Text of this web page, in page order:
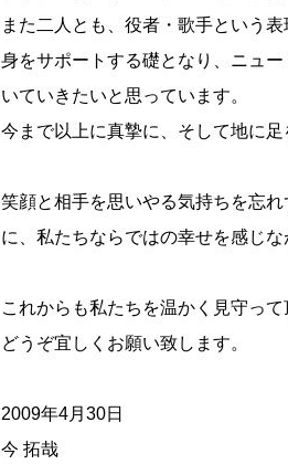
また二人とも、役者・歌手という
身をサポートする礎となり、ニュ
いていきたいと思っています。
今まで以上に真摯に、そして地に
笑顔と相手を思いやる気持ちを忘
に、私たちならではの幸せを感じ
これからも私たちを温かく見守って
どうぞ宜しくお願い致します。
2009年4月30日
今 拓哉